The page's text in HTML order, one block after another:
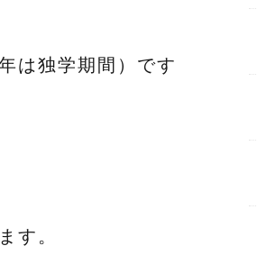
は独学期間）です
す。